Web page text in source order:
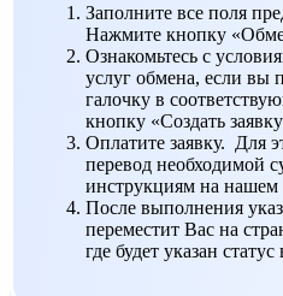
Заполните все поля
Нажмите кнопку
Ознакомьтесь с
услуг обмена, если вы
галочку в
кнопку «Создать
Оплатите заявку. Для
перевод необходимой
инструкциям на нашем
После выполнения
переместит Вас на
где будет указан